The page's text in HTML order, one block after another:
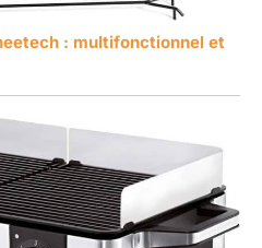
: multifonctionnel et